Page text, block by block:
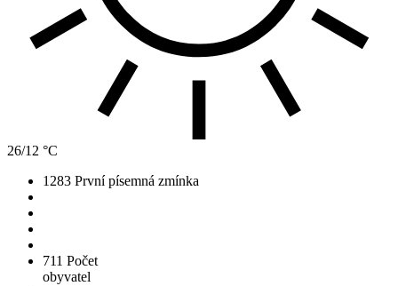
26/12 °C
1283 První písemná zmínka
711 Počet
obyvatel